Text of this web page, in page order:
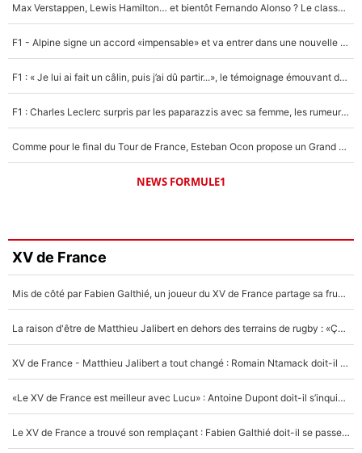
Max Verstappen, Lewis Hamilton… et bientôt Fernando Alonso ? Le classement des pilotes les mieux payés en Formule 1 risque de changer !
F1 - Alpine signe un accord «impensable» et va entrer dans une nouvelle dimension : Grande nouvelle pour Pierre Gasly !
F1 : « Je lui ai fait un câlin, puis j’ai dû partir...», le témoignage émouvant de Max Verstappen sur sa fille
F1 : Charles Leclerc surpris par les paparazzis avec sa femme, les rumeurs étaient vraies !
Comme pour le final du Tour de France, Esteban Ocon propose un Grand Prix de Formule 1 à Paris : «Autour de l’Arc de Triomphe, ce serait génial» !
NEWS FORMULE1
XV de France
Mis de côté par Fabien Galthié, un joueur du XV de France partage sa frustration : «ils ne me l’ont pas dit tout de suite»
La raison d'être de Matthieu Jalibert en dehors des terrains de rugby : «Ça m'atteint autant que si tu touches à un membre de ma famille»
XV de France - Matthieu Jalibert a tout changé : Romain Ntamack doit-il s’inquiéter pour sa place à un an de la Coupe du monde ?
«Le XV de France est meilleur avec Lucu» : Antoine Dupont doit-il s’inquiéter pour sa place ?
Le XV de France a trouvé son remplaçant : Fabien Galthié doit-il se passer d'Antoine Dupont ?